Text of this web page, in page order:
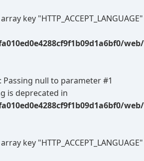
key "HTTP_ACCEPT_LANGUAGE"
Passing null to parameter #1
is deprecated in
key "HTTP_ACCEPT_LANGUAGE"